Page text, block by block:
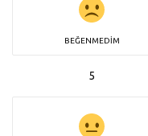
BEĞENMEDIM
5